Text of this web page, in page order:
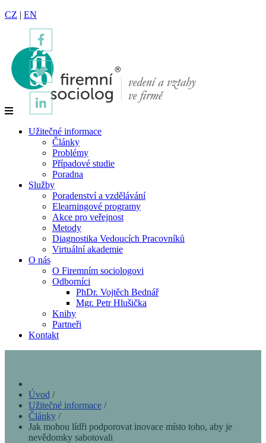
CZ | EN
Užitečné informace
Články
Problémy
Případové studie
Poradna
Služby
Poradenství a vzdělávání
Elearningové programy
Akce pro veřejnost
Metody
Diagnostika Vedoucích Pracovníků
Virtuální akademie
O nás
O Firemním sociologovi
Odborníci
PhDr. Vojtěch Bednář
Mgr. Petr Hlušička
Knihy
Partneři
Kontakt
Úvod /
Užitečné informace /
Články /
Jak mohou lídři podporovat inovace místo toho, aby je
nevědomky sabotovali